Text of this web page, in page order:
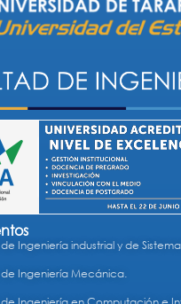
Ingeniería industrial y de
Ingeniería Mecánica.